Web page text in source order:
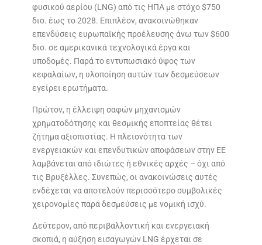
φυσικού αερίου (LNG) από τις ΗΠΑ με στόχο $750
δισ. έως το 2028. Επιπλέον, ανακοινώθηκαν
επενδύσεις ευρωπαϊκής προέλευσης άνω των $600
δισ. σε αμερικανικά τεχνολογικά έργα και
υποδομές. Παρά το εντυπωσιακό ύψος των
κεφαλαίων, η υλοποίηση αυτών των δεσμεύσεων
εγείρει ερωτήματα.
Πρώτον, η έλλειψη σαφών μηχανισμών
χρηματοδότησης και θεσμικής εποπτείας θέτει
ζήτημα αξιοπιστίας. Η πλειονότητα των
ενεργειακών και επενδυτικών αποφάσεων στην ΕΕ
λαμβάνεται από ιδιώτες ή εθνικές αρχές – όχι από
τις Βρυξέλλες. Συνεπώς, οι ανακοινώσεις αυτές
ενδέχεται να αποτελούν περισσότερο συμβολικές
χειρονομίες παρά δεσμεύσεις με νομική ισχύ.
Δεύτερον, από περιβαλλοντική και ενεργειακή
σκοπιά, η αύξηση εισαγωγών LNG έρχεται σε